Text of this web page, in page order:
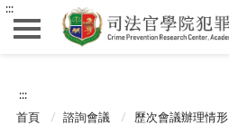
:::
:::
首頁 諮詢會議 歷次會議辦理情形